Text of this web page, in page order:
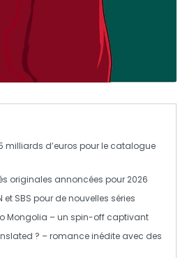
milliards d’euros pour le catalogue
originales annoncées pour 2026
et SBS pour de nouvelles séries
Mongolia – un spin-off captivant
? – romance inédite avec des